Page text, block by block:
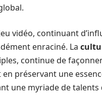
vidéo, continuant
enraciné. La
continue de
préservant une
une myriade de